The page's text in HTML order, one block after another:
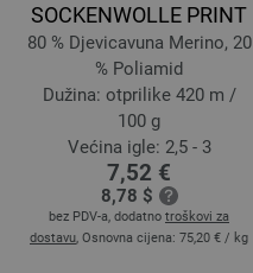
SOCKENWOLLE PRINT
80 % Djevicavuna Merino, 20
% Poliamid
Dužina: otprilike 420 m /
100 g
Većina igle: 2,5 - 3
7,52 €
8,78 $
bez PDV-a, dodatno troškovi za
dostavu, Osnovna cijena: 75,20 € / kg